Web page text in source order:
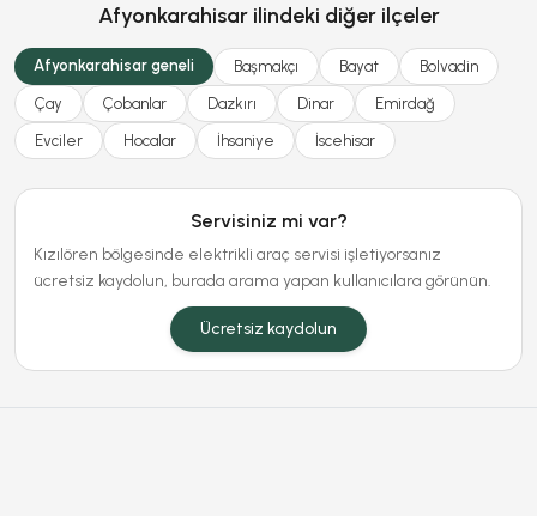
Afyonkarahisar ilindeki diğer ilçeler
Afyonkarahisar geneli Başmakçı Bayat Bolvadin
Çay Çobanlar Dazkırı Dinar Emirdağ
Evciler Hocalar İhsaniye İscehisar
Servisiniz mi var?
Kızılören bölgesinde elektrikli araç servisi işletiyorsanız
ücretsiz kaydolun, burada arama yapan kullanıcılara görünün.
Ücretsiz kaydolun